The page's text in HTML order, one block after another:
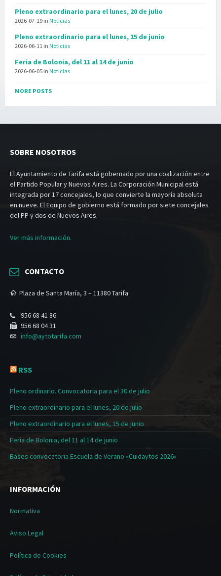
Pleno extraordinario para el lunes, 20 de julio
2026-07-19 in Noticias
Pleno extraordinario para el lunes, 15 de junio
2026-06-11 in Noticias
Feria de Bolonia, del 11 al 14 de junio
2026-06-05 in Noticias
MORE POSTS
SOBRE NOSOTROS
El Ayuntamiento de Tarifa está gobernado por una coalización entre
el Partido Popular y Nuevos Aires. La Corporación Municipal está
integrada por 17 concejales, lo que convierte la mayoría absoluta
en nueve. El Equipo de gobierno está formado por siete concejales
del PP y dos de Nuevos Aires.
Ver más información.
CONTACTO
Plaza de Santa María, 3 – 11380 Tarifa
956 68 41 86
956 68 04 31
info@aytotarifa.com
RSS
Pleno ordinario. Convocatoria para el 30 de julio
Pleno extraordinario para el lunes, 20 de julio
Pleno extraordinario para el lunes, 15 de junio
Feria de Bolonia, del 11 al 14 de junio
Bases convocatoria Escuela de Verano «Cuidaytos 2026»
INFORMACIÓN
Normativa
Aviso Legal
Política de Cookies